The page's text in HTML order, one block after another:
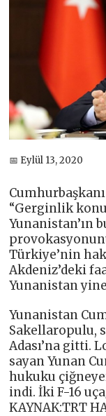
📅 Eylül 13, 2020
Cumhurbaşkanı
“Gerginlik
Yunanistan’ın
Türkiye’nin
Akdeniz’deki
Yunanistan
Yunanistan
Sakellaropulu,
Adası’na gitti.
sayan Yunan
hukuku
indi. İki F-16
KAYNAK:TRT